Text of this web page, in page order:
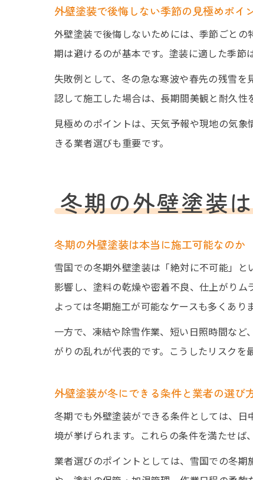
外壁塗装で後悔しない季節の見極めポイ
外壁塗装で後悔しないためには、季節ごと
期は避けるのが基本です。塗装に適した季節
失敗例として、冬の急な寒波や春先の残雪
認して施工した場合は、長期間美観と耐久性
見極めのポイントは、天気予報や現地の気
きる業者選びも重要です。
冬期の外壁塗装
冬期の外壁塗装は本当に施工可能なのか
雪国での冬期外壁塗装は「絶対に不可能」
影響し、塗料の乾燥や密着不良、仕上がり
よっては冬期施工が可能なケースも多くありま
一方で、凍結や除雪作業、短い日照時間な
がりの乱れが代表的です。こうしたリスクを
外壁塗装が冬にできる条件と業者の選び
冬期でも外壁塗装ができる条件としては、
境が挙げられます。これらの条件を満たせば
業者選びのポイントとしては、雪国での冬